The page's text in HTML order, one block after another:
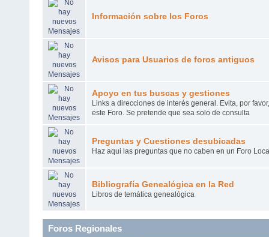
Información sobre los Foros
Avisos para Usuarios de foros antiguos
Apoyo en tus buscas y gestiones
Links a direcciones de interés general. Evita, por
este Foro. Se pretende que sea solo de consulta
Preguntas y Cuestiones desubicadas
Haz aqui las preguntas que no caben en un Foro
Bibliografía Genealógica en la Red
Libros de temática genealógica
Foros Regionales